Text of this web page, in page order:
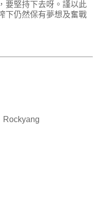
要堅持下去呀。謹以此
下仍然保有夢想及奮戰
Rockyang